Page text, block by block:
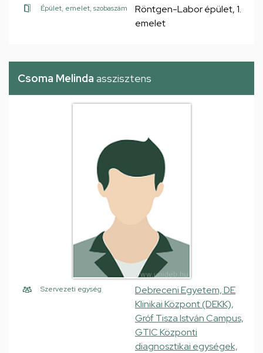
Épület, emelet, szobaszám
Röntgen-Labor épület, 1.
emelet
Csoma Melinda asszisztens
Szervezeti egység
Debreceni Egyetem, DE
Klinikai Központ (DEKK),
Gróf Tisza István Campus,
GTIC Központi
diagnosztikai egységek,